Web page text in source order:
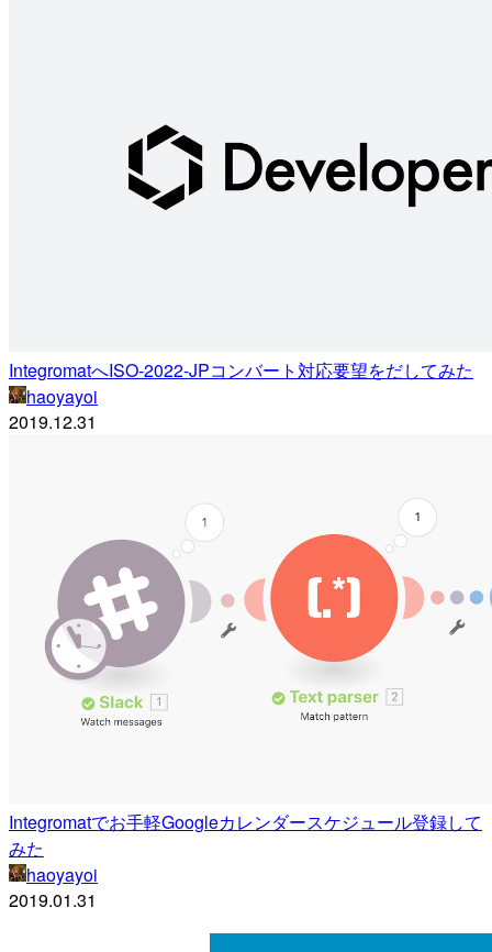
IntegromatへISO-2022-JPコンバート対応要望をだしてみた
haoyayoi
2019.12.31
Integromatでお手軽Googleカレンダースケジュール登録して
みた
haoyayoi
2019.01.31